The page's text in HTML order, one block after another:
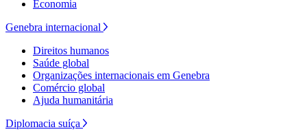
Economia
Genebra internacional
Direitos humanos
Saúde global
Organizações internacionais em Genebra
Comércio global
Ajuda humanitária
Diplomacia suíça